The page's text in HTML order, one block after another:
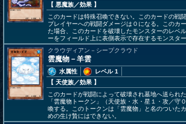
【 悪魔族／効果 】
このカードは特殊召喚できない。このカードの戦
プレイヤーへの戦闘ダメージは０になる。このカ
た場合、このカードを破壊したモンスターのレベ
ーをフィールド上に表側表示で存在するモンスター
クラウディアン－シープクラウド
雲魔物－羊雲
水属性
レベル 1
【 天使族／効果 】
このカードが戦闘によって破壊され墓地へ送られ
「雲魔物トークン」（天使族・水・星１・攻／守
喚する。このトークンは「雲魔物」と名のついた
めの生け贄にはできない。